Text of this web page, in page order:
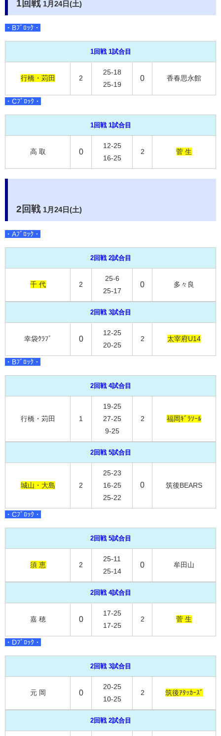
1回戦 1月24日(土)
・Bﾌﾞﾛｯｸ・
1回戦 1試合目
行橋・苅田 2
25-18
25-19
0 香春思永館
・Cﾌﾞﾛｯｸ・
1回戦 1試合目
高 取 0
12-25
16-25
2 菅 生
2回戦 1月24日(土)
・Aﾌﾞﾛｯｸ・
2回戦 2試合目
千 代 2
25-6
25-17
0 多々良
2回戦 3試合目
幸袋ｸﾗﾌﾞ 0
12-25
20-25
2 太宰府U14
・Bﾌﾞﾛｯｸ・
2回戦 4試合目
行橋・苅田 1
19-25
27-25
9-25
2 福岡ｷﾞﾗｿｰﾙ
2回戦 5試合目
城山・大島 2
25-23
16-25
25-22
0 筑後BEARS
・Cﾌﾞﾛｯｸ・
2回戦 5試合目
須 恵 2
25-11
25-14
0 牟田山
2回戦 4試合目
嘉 穂 0
17-25
17-25
2 菅 生
・Dﾌﾞﾛｯｸ・
2回戦 3試合目
元 岡 0
20-25
10-25
2 筑後ｱﾀｯｶｰｽﾞ
2回戦 2試合目